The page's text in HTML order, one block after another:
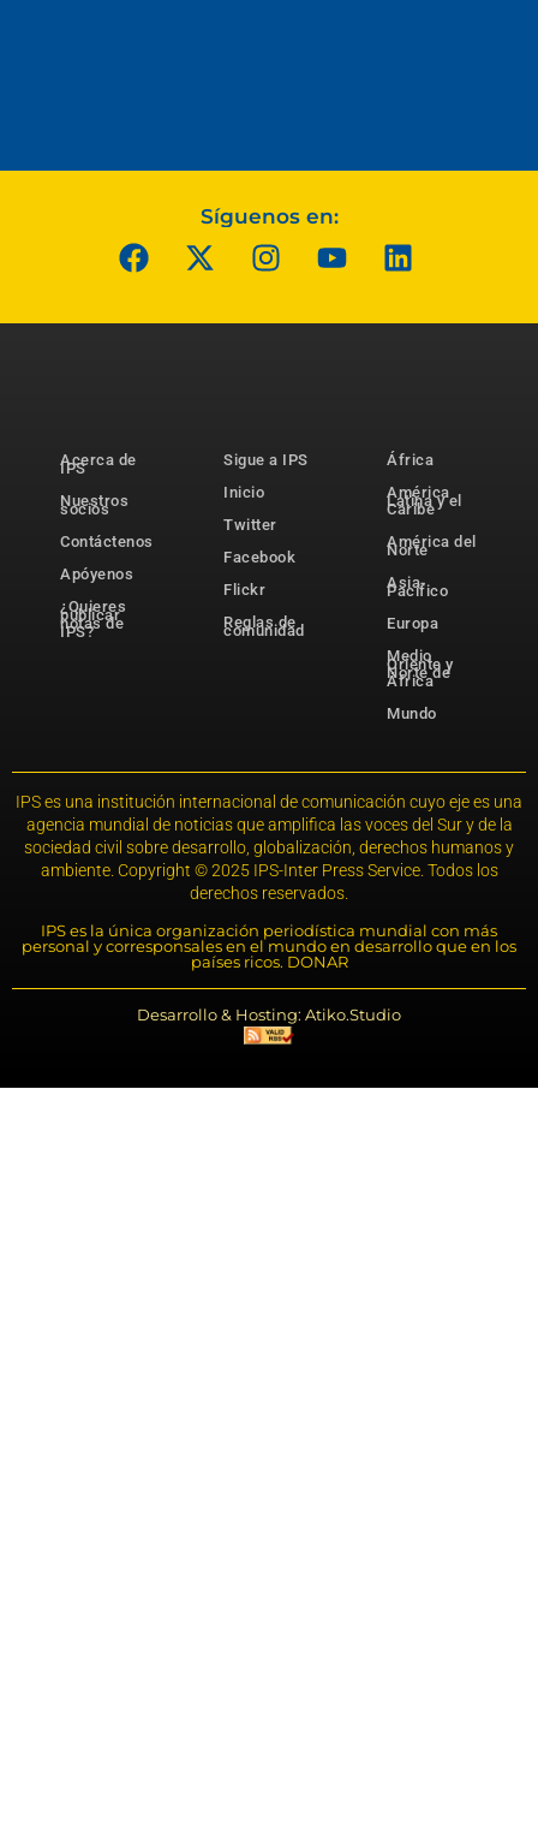
Síguenos en:
Acerca de
IPS
Nuestros
socios
Contáctenos
Apóyenos
¿Quieres
publicar
notas de
IPS?
Sigue a IPS
Inicio
Twitter
Facebook
Flickr
Reglas de
comunidad
África
América
Latina y el
Caribe
América del
Norte
Asia-
Pacífico
Europa
Medio
Oriente y
Norte de
África
Mundo
IPS es una institución internacional de comunicación cuyo eje es una
agencia mundial de noticias que amplifica las voces del Sur y de la
sociedad civil sobre desarrollo, globalización, derechos humanos y
ambiente. Copyright © 2025 IPS-Inter Press Service. Todos los
derechos reservados.
IPS es la única organización periodística mundial con más
personal y corresponsales en el mundo en desarrollo que en los
países ricos. DONAR
Desarrollo & Hosting: Atiko.Studio